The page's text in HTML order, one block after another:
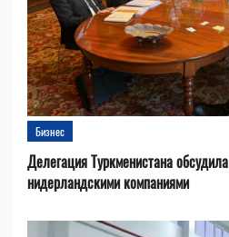
Бизнес
Делегация Туркменистана
нидерландскими компаниями